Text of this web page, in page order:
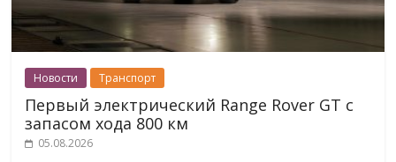
Новости Транспорт
Первый электрический Range Rover GT с
запасом хода 800 км
05.08.2026